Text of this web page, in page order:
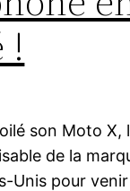
!
son Moto X,
de la
Unis pour